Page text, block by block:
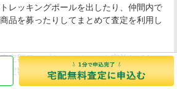
レッキングポールを出したり、仲間内で
品を募ったりしてまとめて査定を利用し
定額アップキャンペーンを実施してお
定額が上がります。